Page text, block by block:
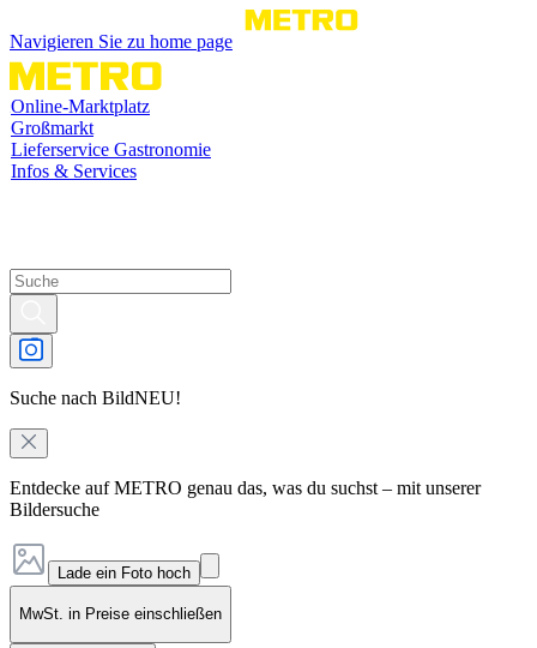
Navigieren Sie zu home page
Online-Marktplatz
Großmarkt
Lieferservice Gastronomie
Infos & Services
Suche nach BildNEU!
Entdecke auf METRO genau das, was du suchst – mit unserer
Bildersuche
Lade ein Foto hoch
MwSt. in Preise einschließen